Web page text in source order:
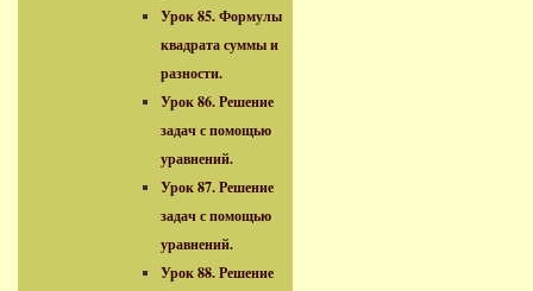
Урок 85. Формулы
квадрата суммы и
разности.
Урок 86. Решение
задач с помощью
уравнений.
Урок 87. Решение
задач с помощью
уравнений.
Урок 88. Решение